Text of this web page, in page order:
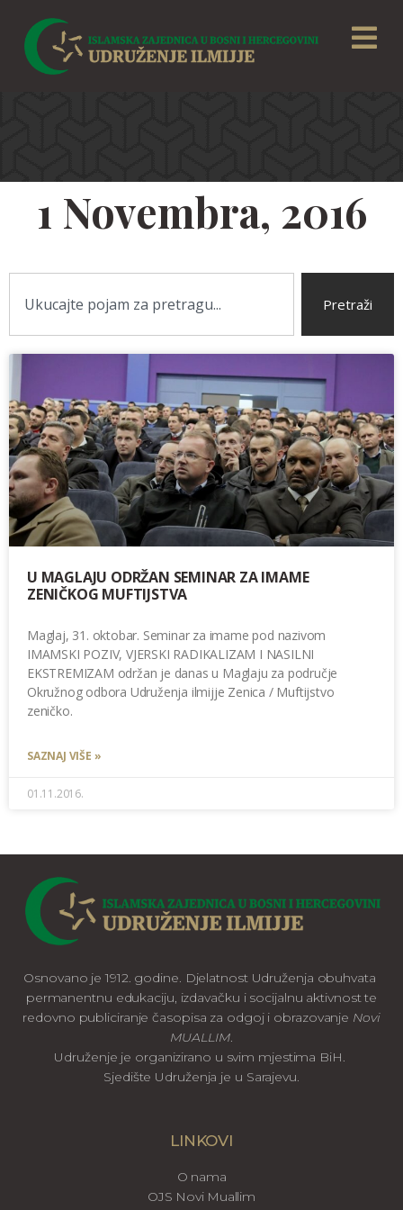
1 Novembra, 2016
Pretraži
U MAGLAJU ODRŽAN SEMINAR ZA IMAME
ZENIČKOG MUFTIJSTVA
Maglaj, 31. oktobar. Seminar za imame pod nazivom
IMAMSKI POZIV, VJERSKI RADIKALIZAM I NASILNI
EKSTREMIZAM održan je danas u Maglaju za područje
Okružnog odbora Udruženja ilmijje Zenica / Muftijstvo
zeničko.
SAZNAJ VIŠE »
01.11.2016.
Osnovano je 1912. godine. Djelatnost Udruženja obuhvata
permanentnu edukaciju, izdavačku i socijalnu aktivnost te
redovno publiciranje časopisa za odgoj i obrazovanje Novi
MUALLIM.
Udruženje je organizirano u svim mjestima BiH.
Sjedište Udruženja je u Sarajevu.
LINKOVI
O nama
OJS Novi Muallim